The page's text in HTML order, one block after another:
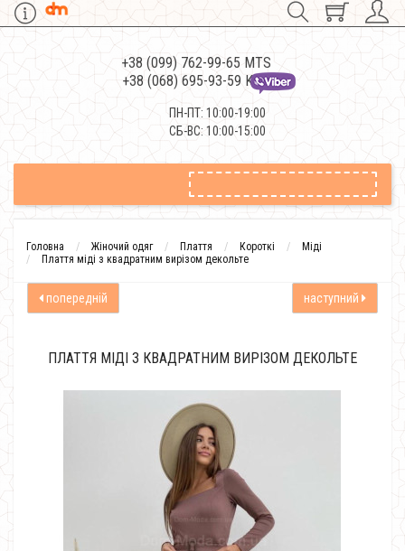
+38 (099) 762-99-65 MTS
+38 (068) 695-93-59 Kievstar
ПН-ПТ: 10:00-19:00
СБ-ВС: 10:00-15:00
Головна Жіночий одяг Плаття Короткі
Міді
Плаття міді з квадратним вирізом декольте
попередній наступний
ПЛАТТЯ МІДІ З КВАДРАТНИМ ВИРІЗОМ ДЕКОЛЬТЕ